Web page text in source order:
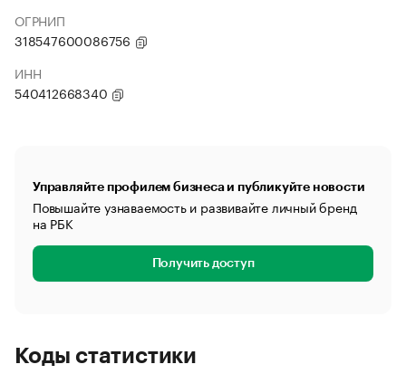
ОГРНИП
318547600086756
ИНН
540412668340
Управляйте профилем бизнеса и публикуйте новости
Повышайте узнаваемость и развивайте личный бренд
на РБК
Получить доступ
Коды статистики